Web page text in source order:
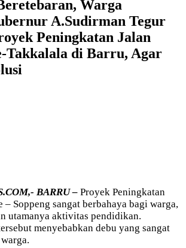
Warga
A.Sudirman Tegur
Peningkatan Jalan
Takkalala di Barru, Agar
BARRU – Proyek Peningkatan
– Soppeng sangat berbahaya bagi warga,
utamanya aktivitas pendidikan.
menyebabkan debu yang sangat